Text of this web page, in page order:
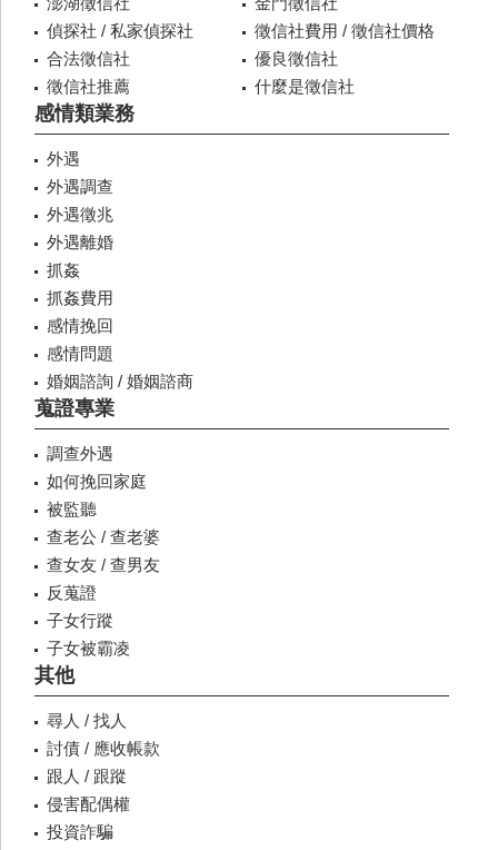
偵探社 / 私家偵探社
徵信社費用 / 徵信社價格
合法徵信社
優良徵信社
徵信社推薦
什麼是徵信社
感情類業務
外遇
外遇調查
外遇徵兆
外遇離婚
抓姦
抓姦費用
感情挽回
感情問題
婚姻諮詢 / 婚姻諮商
蒐證專業
調查外遇
如何挽回家庭
被監聽
查老公 / 查老婆
查女友 / 查男友
反蒐證
子女行蹤
子女被霸凌
其他
尋人 / 找人
討債 / 應收帳款
跟人 / 跟蹤
侵害配偶權
投資詐騙